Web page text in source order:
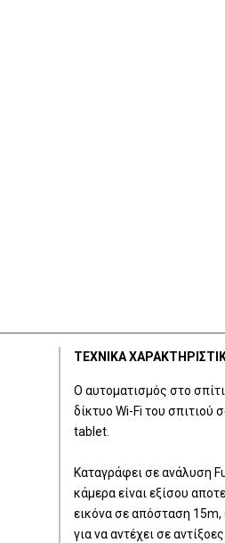
ΤΕΧΝΙΚΑ
Ο αυτοματισμός στο
δίκτυο Wi-Fi του σπιτιού
tablet.
Καταγράφει σε ανάλυση
κάμερα είναι εξίσου
εικόνα σε απόσταση 15m,
για να αντέχει σε